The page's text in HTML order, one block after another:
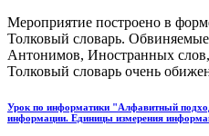
Мероприятие построено в
Толковый словарь.
Антонимов, Иностранных
Толковый словарь очень
Урок по информатики "Алфавитный
информации. Единицы измерения